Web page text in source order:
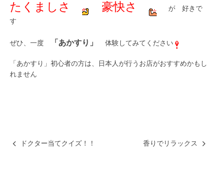
たくましさ 豪快さ
が 好きで
す
ぜひ、一度 「あかすり」 体験してみてください
「あかすり」初心者の方は、日本人が行うお店がおすすめかもし
れません
ドクター当てクイズ！！ 香りでリラックス